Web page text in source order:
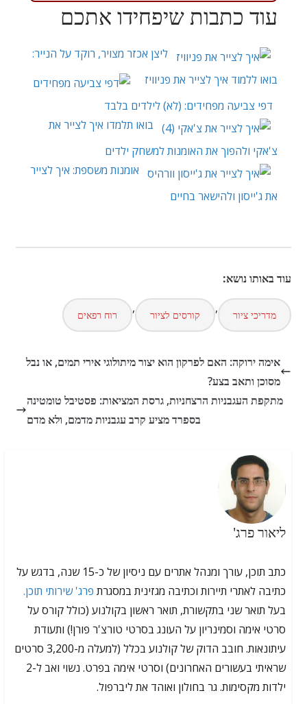
עוד כתבות שיפחידו אתכם
ליצן אכזר מצויר, רוקד על הנייר:
בואו ללמוד איך לצייר את פניוויז
דפי צביעה מפחידים: (לא) לילדים בלבד
בואו תלמדו איך לצייר את
צ'אקי ולהפוך את האומנות למשחק ילדים
אומנות משספת: איך לצייר
את ג'ייסון ולהישאר בחיים
עוד באותו נושא:
מדריכי ציור , קורסים לציור , רוח רפאים
אימה ירוקה: האם לפרקון הוא יצור מיתולוגי אירי תמים, או נבל
מסוכן ותאב בצע?
מתקפת העגבניות הרצחניות, גרסת המציאות: פסטיבל טומטינה
בספרד מציע קרב עגבניות מדמם, ולא מדם
ליאור פרג'
כתב תוכן, עורך ומנהל אתרים עם ניסיון של כ-15 שנה, בדגש על
כתיבה לאתרי תיירות וכתיבה מגזינית במסגרת פרג' שירותי תוכן.
בעל תואר שני בתקשורת, תואר ראשון בקולנוע (כולל קורס על
סרטי אימה וסמינריון על העונג בסרטי טורצ'ר פורן!) ותעודת
עיתונאות. חובב הדוק של קולנוע בכלל (למעלה מ-3,200 סרטים
שראיתי בעשורים האחרונים) וסרטי אימה בפרט. נשוי ואב ל-2
ילדות מקסימות. גר בחולון ואוהד את ליברפול.